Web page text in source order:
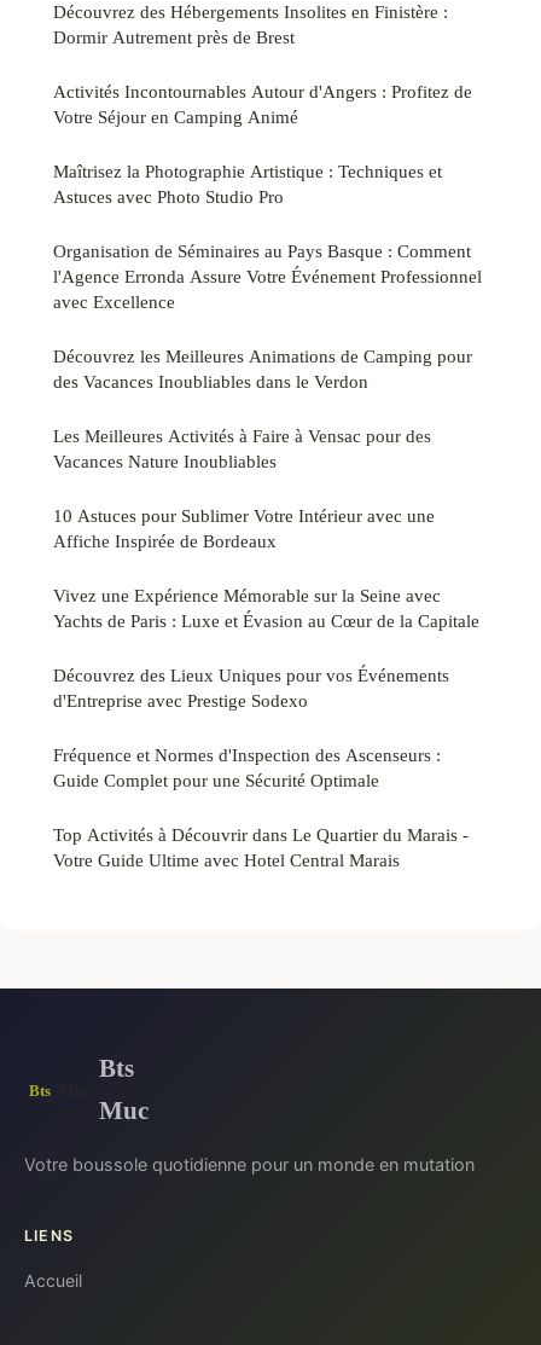
Découvrez des Hébergements Insolites en Finistère :
Dormir Autrement près de Brest
Activités Incontournables Autour d'Angers : Profitez de
Votre Séjour en Camping Animé
Maîtrisez la Photographie Artistique : Techniques et
Astuces avec Photo Studio Pro
Organisation de Séminaires au Pays Basque : Comment
l'Agence Erronda Assure Votre Événement Professionnel
avec Excellence
Découvrez les Meilleures Animations de Camping pour
des Vacances Inoubliables dans le Verdon
Les Meilleures Activités à Faire à Vensac pour des
Vacances Nature Inoubliables
10 Astuces pour Sublimer Votre Intérieur avec une
Affiche Inspirée de Bordeaux
Vivez une Expérience Mémorable sur la Seine avec
Yachts de Paris : Luxe et Évasion au Cœur de la Capitale
Découvrez des Lieux Uniques pour vos Événements
d'Entreprise avec Prestige Sodexo
Fréquence et Normes d'Inspection des Ascenseurs :
Guide Complet pour une Sécurité Optimale
Top Activités à Découvrir dans Le Quartier du Marais -
Votre Guide Ultime avec Hotel Central Marais
Bts
Muc
Votre boussole quotidienne pour un monde en mutation
LIENS
Accueil